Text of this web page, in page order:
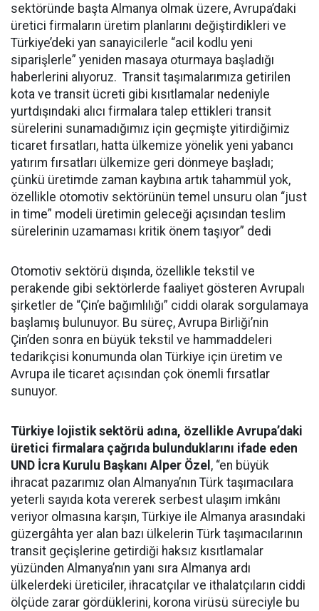
sektöründe başta Almanya olmak üzere, Avrupa’daki
üretici firmaların üretim planlarını değiştirdikleri ve
Türkiye’deki yan sanayicilerle “acil kodlu yeni
siparişlerle” yeniden masaya oturmaya başladığı
haberlerini alıyoruz. Transit taşımalarımıza getirilen
kota ve transit ücreti gibi kısıtlamalar nedeniyle
yurtdışındaki alıcı firmalara talep ettikleri transit
sürelerini sunamadığımız için geçmişte yitirdiğimiz
ticaret fırsatları, hatta ülkemize yönelik yeni yabancı
yatırım fırsatları ülkemize geri dönmeye başladı;
çünkü üretimde zaman kaybına artık tahammül yok,
özellikle otomotiv sektörünün temel unsuru olan “just
in time” modeli üretimin geleceği açısından teslim
sürelerinin uzamaması kritik önem taşıyor” dedi
Otomotiv sektörü dışında, özellikle tekstil ve
perakende gibi sektörlerde faaliyet gösteren Avrupalı
şirketler de “Çin’e bağımlılığı” ciddi olarak sorgulamaya
başlamış bulunuyor. Bu süreç, Avrupa Birliği’nin
Çin’den sonra en büyük tekstil ve hammaddeleri
tedarikçisi konumunda olan Türkiye için üretim ve
Avrupa ile ticaret açısından çok önemli fırsatlar
sunuyor.
Türkiye lojistik sektörü adına, özellikle Avrupa’daki
üretici firmalara çağrıda bulunduklarını ifade eden
UND İcra Kurulu Başkanı Alper Özel , “en büyük
ihracat pazarımız olan Almanya’nın Türk taşımacılara
yeterli sayıda kota vererek serbest ulaşım imkânı
veriyor olmasına karşın, Türkiye ile Almanya arasındaki
güzergâhta yer alan bazı ülkelerin Türk taşımacılarının
transit geçişlerine getirdiği haksız kısıtlamalar
yüzünden Almanya’nın yanı sıra Almanya ardı
ülkelerdeki üreticiler, ihracatçılar ve ithalatçıların ciddi
ölçüde zarar gördüklerini, korona virüsü süreciyle bu